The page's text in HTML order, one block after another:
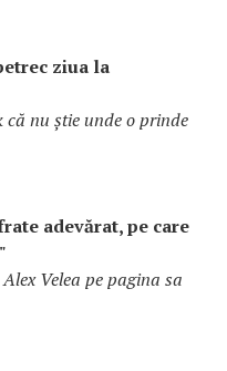
ziua la
că nu știe unde o prinde
adevărat, pe care
Velea pe pagina sa